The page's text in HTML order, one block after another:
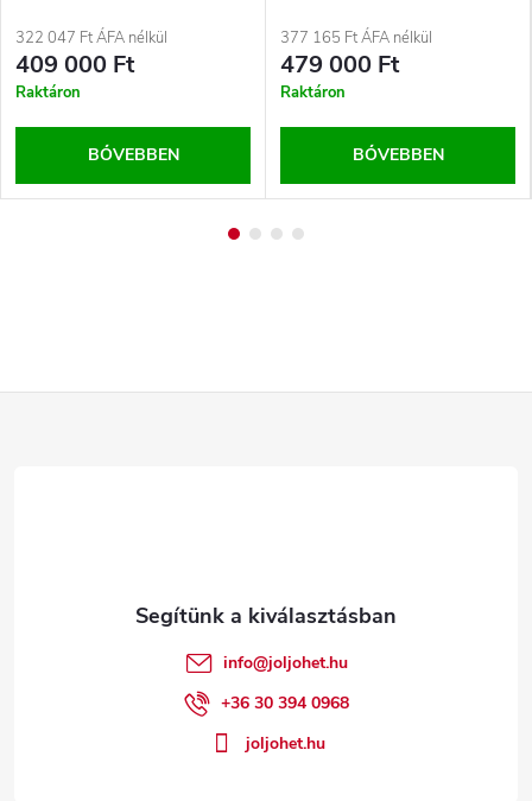
322 047 Ft ÁFA nélkül
409 000 Ft
Raktáron
BŐVEBBEN
377 165 Ft ÁFA nélkül
479 000 Ft
Raktáron
BŐVEBBEN
info@joljohet.hu
+36 30 394 0968
joljohet.hu